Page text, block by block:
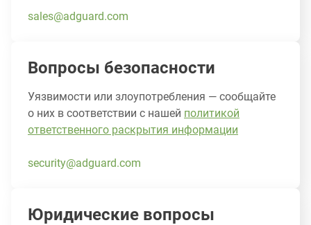
sales@adguard.com
Вопросы безопасности
Уязвимости или злоупотребления — сообщайте
о них в соответствии с нашей политикой
ответственного раскрытия информации
security@adguard.com
Юридические вопросы